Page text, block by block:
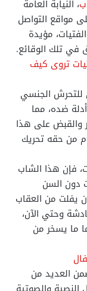
، النيابة العامة
مواقع التواصل
مؤيدة
في تلك الوقائع.
100 فتاة.. فتيات تروى كيف
للتحرش الجنسي
ضده، مما
والقبض على هذا
من حقه تحريك
فإن هذا الشاب
دون السن
يفلت من العقاب
وحتي الآن،
ما يسخر من
العديد من